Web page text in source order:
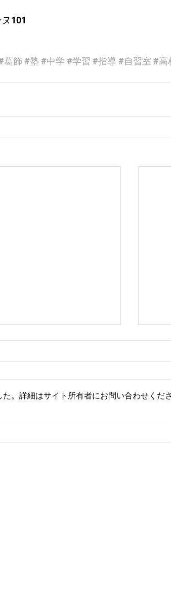
101
葛飾 #塾 #中学 #学習 #指導 #自習室 #高
年8月・9月スケジュール
。詳細はサイト所有者にお問い合わせくだ